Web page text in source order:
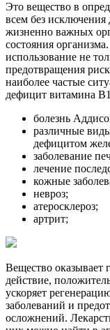
Это вещество в
всем без
жизненно важных
состояния
использование не
предотвращения
наиболее частые
дефицит витамина
болезнь
различные
дефицитом
заболевание
лечение
кожные
невроз;
атеросклероз;
артрит;
Вещество оказывает
действие,
ускоряет
заболеваний и
осложнений.